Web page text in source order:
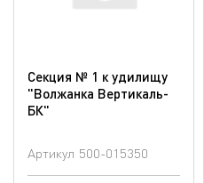
Секция № 1 к удилищу
"Волжанка Вертикаль-
БК"
Артикул 500-015350